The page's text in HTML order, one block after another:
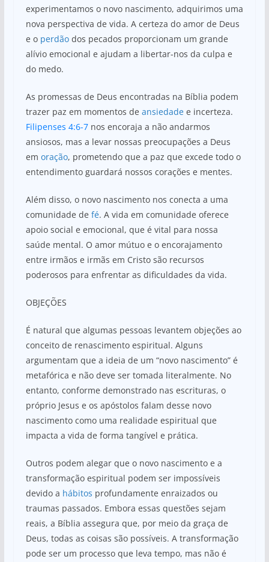
experimentamos o novo nascimento, adquirimos uma
nova perspectiva de vida. A certeza do amor de Deus
e o perdãodos pecados proporcionam um grande
alívio emocional e ajudam a libertar-nos da culpa e
do medo.
As promessas de Deus encontradas na Bíblia podem
trazer paz em momentos de ansiedadee incerteza.
Filipenses 4:6-7nos encoraja a não andarmos
ansiosos, mas a levar nossas preocupações a Deus
em oração, prometendo que a paz que excede todo o
entendimento guardará nossos corações e mentes.
Além disso, o novo nascimento nos conecta a uma
comunidade de fé. A vida em comunidade oferece
apoio social e emocional, que é vital para nossa
saúde mental. O amor mútuo e o encorajamento
entre irmãos e irmãs em Cristo são recursos
poderosos para enfrentar as dificuldades da vida.
OBJEÇÕES
É natural que algumas pessoas levantem objeções ao
conceito de renascimento espiritual. Alguns
argumentam que a ideia de um “novo nascimento” é
metafórica e não deve ser tomada literalmente. No
entanto, conforme demonstrado nas escrituras, o
próprio Jesus e os apóstolos falam desse novo
nascimento como uma realidade espiritual que
impacta a vida de forma tangível e prática.
Outros podem alegar que o novo nascimento e a
transformação espiritual podem ser impossíveis
devido a hábitos profundamente enraizados ou
traumas passados. Embora essas questões sejam
reais, a Bíblia assegura que, por meio da graça de
Deus, todas as coisas são possíveis. A transformação
pode ser um processo que leva tempo, mas não é